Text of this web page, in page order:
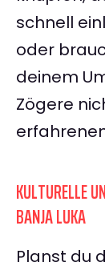
schnell
oder
deinem
Zögere
KULTURELLE
BANJA LUKA
Planst du